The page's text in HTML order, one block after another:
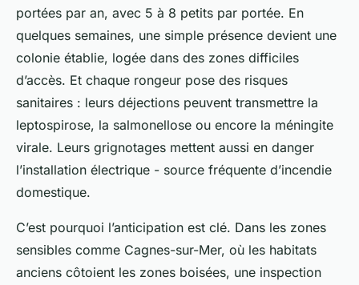
portées par an, avec 5 à 8 petits par portée. En
quelques semaines, une simple présence devient une
colonie établie, logée dans des zones difficiles
d’accès. Et chaque rongeur pose des risques
sanitaires : leurs déjections peuvent transmettre la
leptospirose, la salmonellose ou encore la méningite
virale. Leurs grignotages mettent aussi en danger
l’installation électrique - source fréquente d’incendie
domestique.
C’est pourquoi l’anticipation est clé. Dans les zones
sensibles comme Cagnes-sur-Mer, où les habitats
anciens côtoient les zones boisées, une inspection